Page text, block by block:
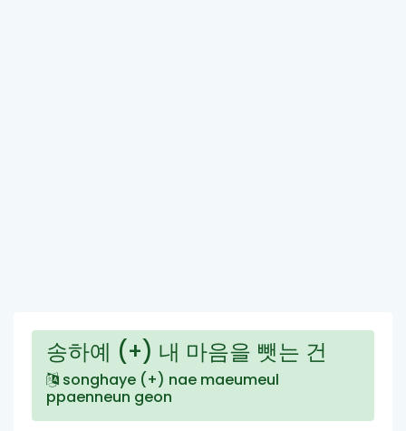
송하예 (+) 내 마음을 뺏는 건
songhaye (+) nae maeumeul
ppaenneun geon